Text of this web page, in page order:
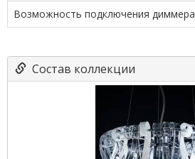
Возможность подключения диммера
Состав коллекции